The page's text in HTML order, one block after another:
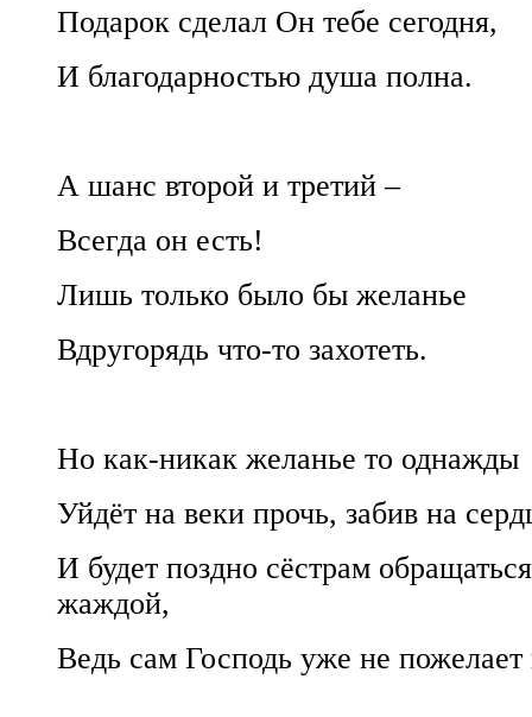
Подарок сделал Он тебе сегодня,
И благодарностью душа полна.
А шанс второй и третий –
Всегда он есть!
Лишь только было бы желанье
Вдругорядь что-то захотеть.
Но как-никак желанье то однажды
Уйдёт на веки прочь, забив на
И будет поздно сёстрам
жаждой,
Ведь сам Господь уже не